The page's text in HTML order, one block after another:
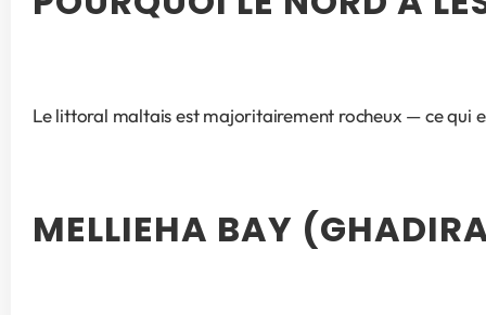
Le littoral maltais est majoritairement rocheux — ce qui
MELLIEHA BAY